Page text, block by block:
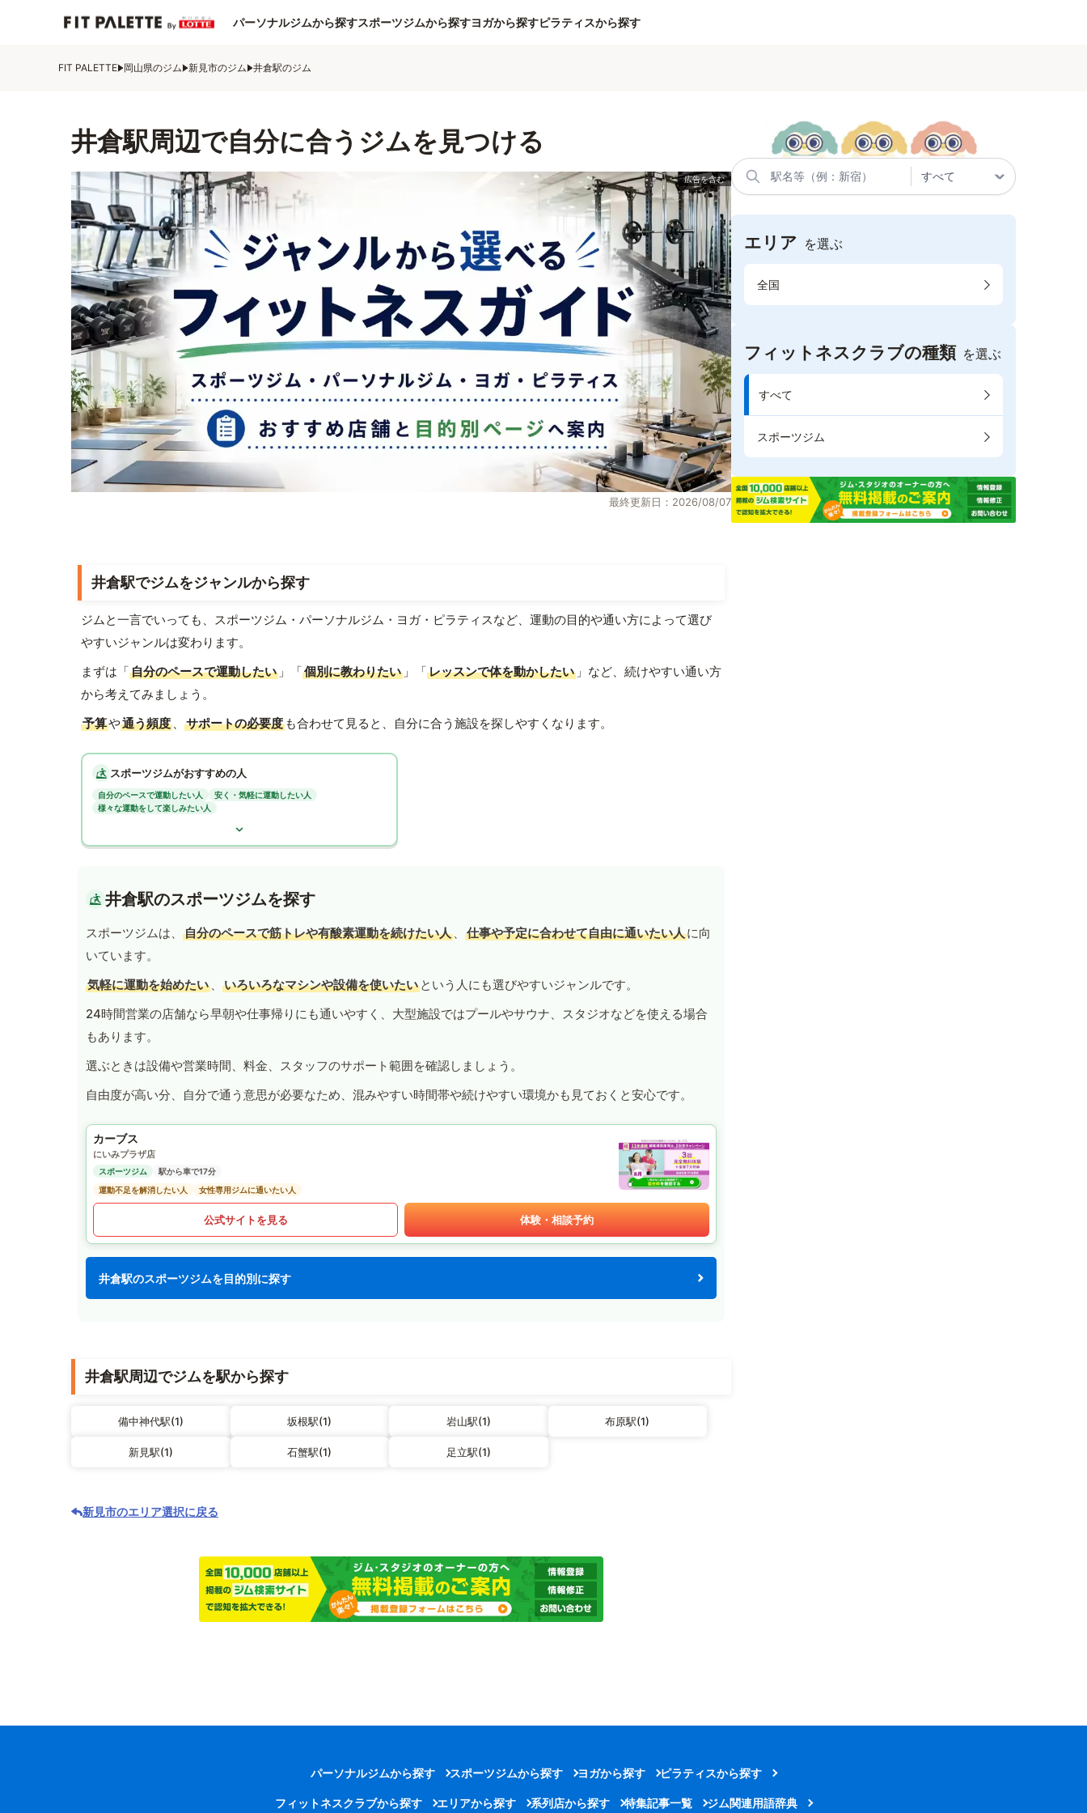
パーソナルジムから探すスポーツジムから探すヨガから探すピラティスから探す
FIT PALETTE 岡山県のジム 新見市のジム 井倉駅のジム
井倉駅周辺で自分に合うジムを見つける
最終更新日：2026/08/07
井倉駅でジムをジャンルから探す
ジムと一言でいっても、スポーツジム・パーソナルジム・ヨガ・ピラティスなど、運動の目的や通い方によって選び
やすいジャンルは変わります。
まずは「自分のペースで運動したい 」「個別に教わりたい 」「レッスンで体を動かしたい 」など、続けやすい通い方
から考えてみましょう。
予算や通う頻度 、 サポートの必要度 も合わせて見ると、自分に合う施設を探しやすくなります。
スポーツジムがおすすめの人
自分のペースで運動したい人
安く・気軽に運動したい人
様々な運動をして楽しみたい人
井倉駅のスポーツジムを探す
スポーツジムは、 自分のペースで筋トレや有酸素運動を続けたい人 、 仕事や予定に合わせて自由に通いたい人に向
いています。
気軽に運動を始めたい 、 いろいろなマシンや設備を使いたい という人にも選びやすいジャンルです。
24時間営業の店舗なら早朝や仕事帰りにも通いやすく、大型施設ではプールやサウナ、スタジオなどを使える場合
もあります。
選ぶときは設備や営業時間、料金、スタッフのサポート範囲を確認しましょう。
自由度が高い分、自分で通う意思が必要なため、混みやすい時間帯や続けやすい環境かも見ておくと安心です。
カーブス
にいみプラザ店
スポーツジム
駅から車で17分
運動不足を解消したい人
女性専用ジムに通いたい人
公式サイトを見る 体験・相談予約
井倉駅のスポーツジムを目的別に探す
井倉駅周辺でジムを駅から探す
備中神代駅(1) 坂根駅(1) 岩山駅(1) 布原駅(1)
新見駅(1) 石蟹駅(1) 足立駅(1)
新見市のエリア選択に戻る
エリア を選ぶ
全国
フィットネスクラブの種類 を選ぶ
すべて
スポーツジム
パーソナルジムから探す スポーツジムから探す ヨガから探す ピラティスから探す
フィットネスクラブから探す エリアから探す 系列店から探す 特集記事一覧 ジム関連用語辞典